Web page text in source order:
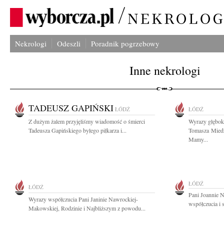
Nekrologi Odeszli Poradnik pogrzebowy
Inne nekrologi
TADEUSZ GAPIŃSKI ŁÓDŹ
Z dużym żalem przyjęliśmy wiadomość o śmierci
Tadeusza Gapińskiego byłego piłkarza i...
ŁÓDŹ
Wyrazy
Tomasza
Mamy...
ŁÓDŹ
Wyrazy współczucia Pani Janinie Nawrockiej-
Makowskiej, Rodzinie i Najbliższym z powodu...
ŁÓDŹ
Pani Joannie
współczucia i